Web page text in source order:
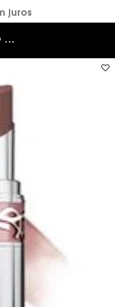
juros
...